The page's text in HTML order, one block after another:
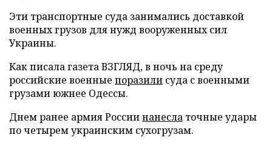
Эти транспортные суда занимались доставкой
военных грузов для нужд вооруженных сил
Украины.
Как писала газета ВЗГЛЯД, в ночь на среду
российские военные поразили суда с военными
грузами южнее Одессы.
Днем ранее армия Россиинанесла точные удары
по четырем украинским сухогрузам.